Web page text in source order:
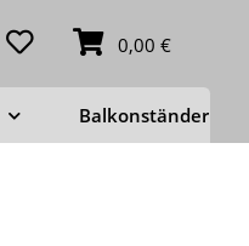
0,00 €
Balkonständer